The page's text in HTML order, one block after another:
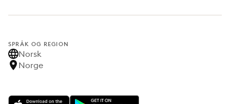
SPRÅK OG REGION
Norsk
Norge